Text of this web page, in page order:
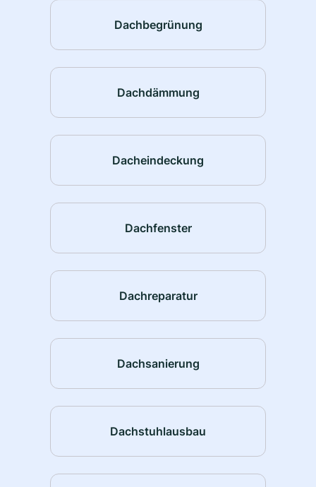
Dachbegrünung
Dachdämmung
Dacheindeckung
Dachfenster
Dachreparatur
Dachsanierung
Dachstuhlausbau